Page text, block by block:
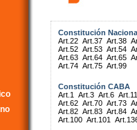
Constitución
Art.22 Art.37 Art.38
Art.52 Art.53 Art.54
Art.63 Art.64 Art.65
Art.74 Art.75 Art.99
Constitución CABA
Art.1
Art.3 Art.6 Art.11
Art.62 Art.70 Art.73
Art.82 Art.83 Art.84
Art.100 Art.101